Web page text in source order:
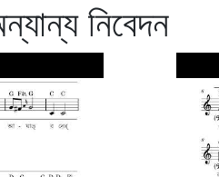
নিবেদন